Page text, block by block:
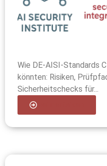
Wie DE-AISI-Standards
könnten: Risiken,
Sicherheitschecks für...